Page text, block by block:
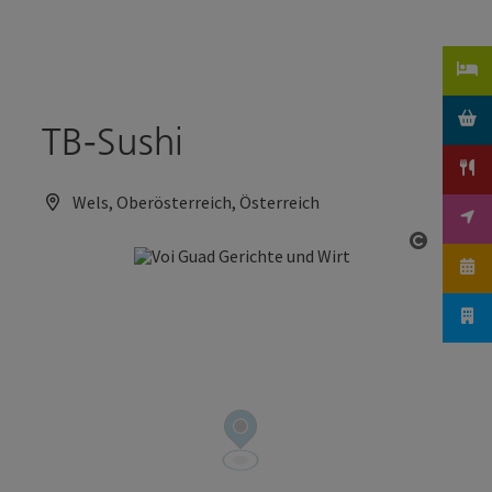
TB-Sushi
Wels, Oberösterreich, Österreich